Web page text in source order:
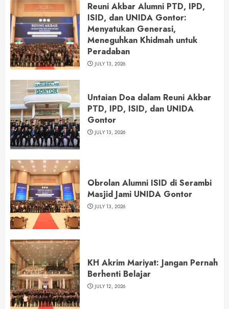
Reuni Akbar Alumni PTD, IPD,
ISID, dan UNIDA Gontor:
Menyatukan Generasi,
Meneguhkan Khidmah untuk
Peradaban
JULY 13, 2026
Untaian Doa dalam Reuni Akbar
PTD, IPD, ISID, dan UNIDA
Gontor
JULY 13, 2026
Obrolan Alumni ISID di Serambi
Masjid Jami UNIDA Gontor
JULY 13, 2026
KH Akrim Mariyat: Jangan Pernah
Berhenti Belajar
JULY 12, 2026